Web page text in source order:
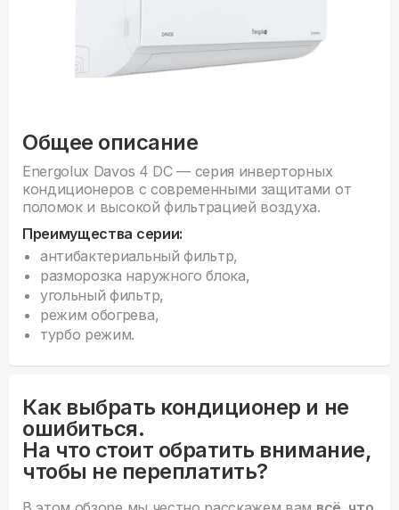
Общее описание
Energolux Davos 4 DC — серия инверторных
кондиционеров с современными защитами от
поломок и высокой фильтрацией воздуха.
Преимущества серии:
антибактериальный фильтр,
разморозка наружного блока,
угольный фильтр,
режим обогрева,
турбо режим.
Как выбрать кондиционер и не
ошибиться.
На что стоит обратить внимание,
чтобы не переплатить?